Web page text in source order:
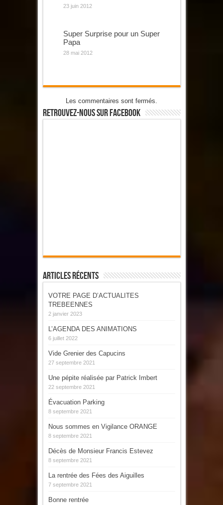
23 juin 2012
Super Surprise pour un Super
Papa
28 mai 2012
Les commentaires sont fermés.
Retrouvez-Nous Sur Facebook
Articles Récents
VOTRE PAGE D’ACTUALITES
TREBEENNES
2 janvier 2023
L’AGENDA DES ANIMATIONS
6 juillet 2022
Vide Grenier des Capucins
27 septembre 2021
Une pépite réalisée par Patrick Imbert
22 septembre 2021
Évacuation Parking
8 septembre 2021
Nous sommes en Vigilance ORANGE
8 septembre 2021
Décès de Monsieur Francis Estevez
8 septembre 2021
La rentrée des Fées des Aiguilles
7 septembre 2021
Bonne rentrée